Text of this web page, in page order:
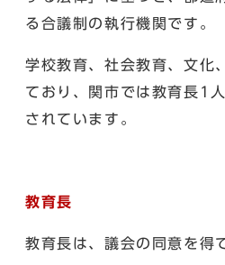
る合議制の執行機関です。
学校教育、社会教育、文化
ており、関市では教育長1
されています。
教育長
教育長は、議会の同意を得